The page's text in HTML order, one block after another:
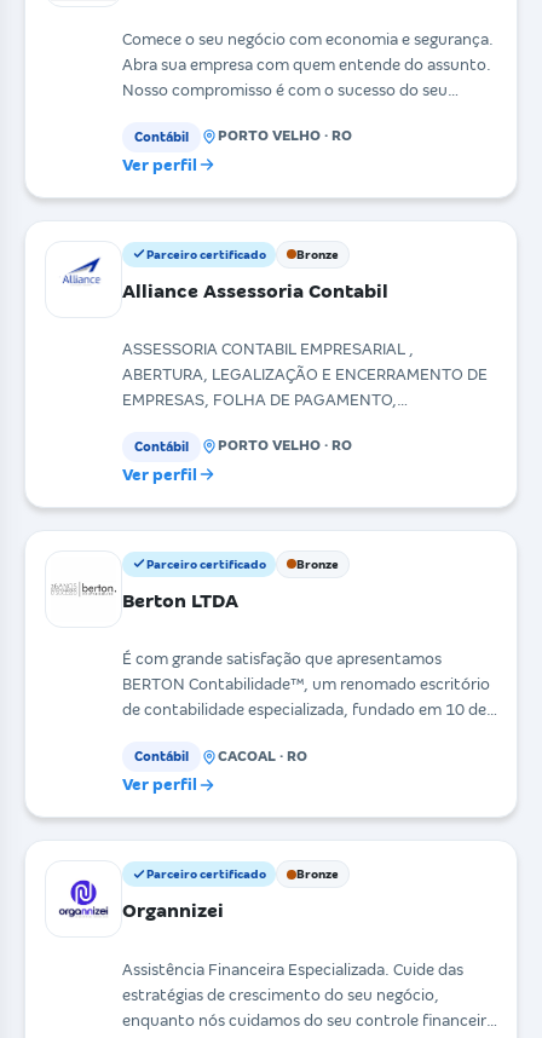
Comece o seu negócio com economia e segurança.
Abra sua empresa com quem entende do assunto.
Nosso compromisso é com o sucesso do seu
Contábil PORTO VELHO · RO
Ver perfil
Parceiro certificado Bronze
Alliance Assessoria Contabil
ASSESSORIA CONTABIL EMPRESARIAL ,
ABERTURA, LEGALIZAÇÃO E ENCERRAMENTO DE
EMPRESAS, FOLHA DE PAGAMENTO,
ESPECIALISTA
Contábil PORTO VELHO · RO
Ver perfil
Parceiro certificado Bronze
Berton LTDA
É com grande satisfação que apresentamos
BERTON Contabilidade™, um renomado escritório
de contabilidade especializada, fundado em 10 de
Contábil CACOAL · RO
Ver perfil
Parceiro certificado Bronze
Organnizei
Assistência Financeira Especializada. Cuide das
estratégias de crescimento do seu negócio,
enquanto nós cuidamos do seu controle financeiro